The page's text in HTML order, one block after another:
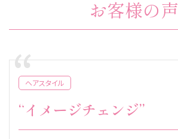
お客様の声
ヘアスタイル
“イメージチェンジ”